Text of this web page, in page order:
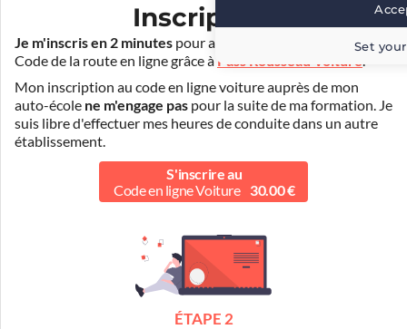
Inscription
Je m'inscris en 2 minutes pour accéder à ma formation au
Code de la route en ligne grâce à Pass Rousseau Voiture.
Mon inscription au code en ligne voiture auprès de mon
auto-école ne m'engage pas pour la suite de ma formation. Je
suis libre d'effectuer mes heures de conduite dans un autre
établissement.
S'inscrire au
Code en ligne Voiture
30.00 €
ÉTAPE 2
Set